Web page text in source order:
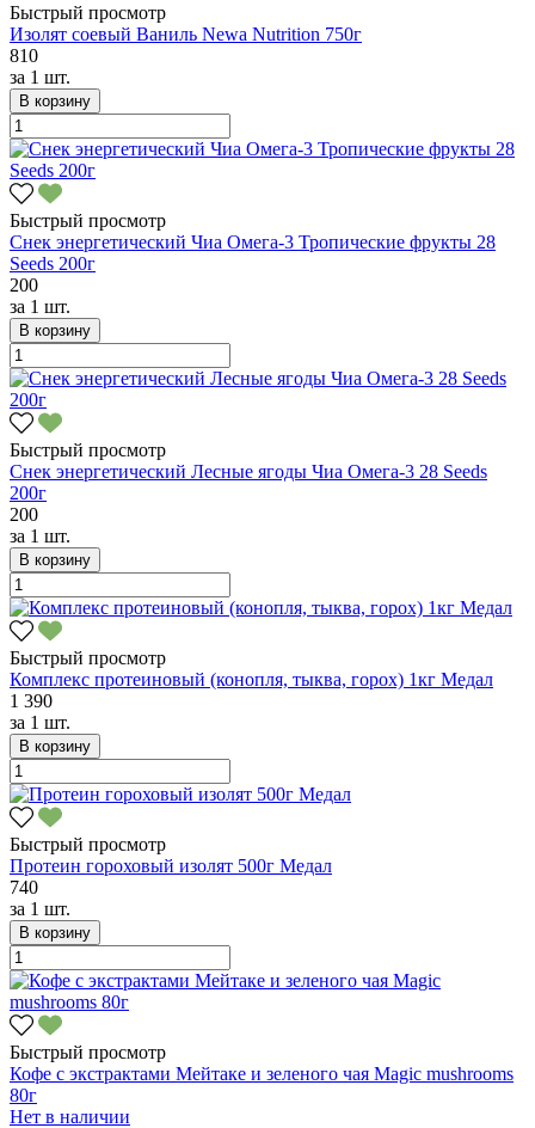
Быстрый просмотр
Изолят соевый Ваниль Newa Nutrition 750г
810
за 1 шт.
В корзину
Быстрый просмотр
Снек энергетический Чиа Омега-3 Тропические фрукты 28
Seeds 200г
200
за 1 шт.
В корзину
Быстрый просмотр
Снек энергетический Лесные ягоды Чиа Омега-3 28 Seeds
200г
200
за 1 шт.
В корзину
Быстрый просмотр
Комплекс протеиновый (конопля, тыква, горох) 1кг Медал
1 390
за 1 шт.
В корзину
Быстрый просмотр
Протеин гороховый изолят 500г Медал
740
за 1 шт.
В корзину
Быстрый просмотр
Кофе с экстрактами Мейтаке и зеленого чая Magic mushrooms
80г
Нет в наличии